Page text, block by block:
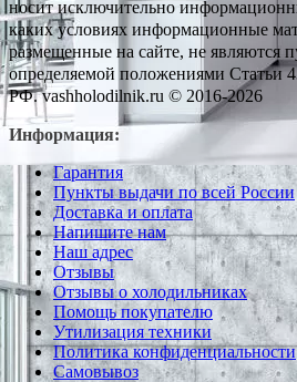
носит исключительно
каких условиях информационные
размещенные на сайте, не являются
определяемой положениями Статьи
РФ. vashholodilnik.ru © 2016-2026
Информация:
Гарантия
Пункты выдачи по всей России
Доставка и оплата
Напишите нам
Наш адрес
Отзывы
Отзывы о холодильниках
Помощь покупателю
Утилизация техники
Политика конфиденциальности
Самовывоз